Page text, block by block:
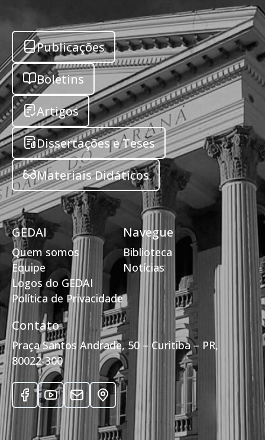
Publicações
Boletins
Artigos
Dissertações e Teses
Materiais Didáticos
GEDAI
Quem somos
Equipe
Logos do GEDAI
Política de Privacidade
Navegue
Biblioteca
Notícias
Contato
Praça Santos Andrade, 50 – Curitiba – PR,
80022-300